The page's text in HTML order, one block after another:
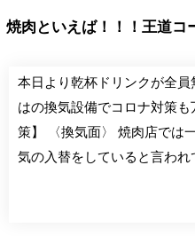
焼肉といえば！！！王道コ
本日より乾杯ドリンクが全
はの換気設備でコロナ対策
策】 〈換気面〉 焼肉店では
気の入替をしていると言わ
は完全個室または半個室と